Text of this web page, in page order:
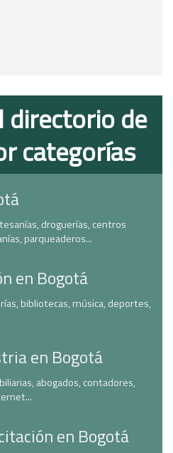
directorio de
categorías
droguerías, centros
parqueaderos...
en Bogotá
bibliotecas, música, deportes,
en Bogotá
abogados, contadores,
en Bogotá